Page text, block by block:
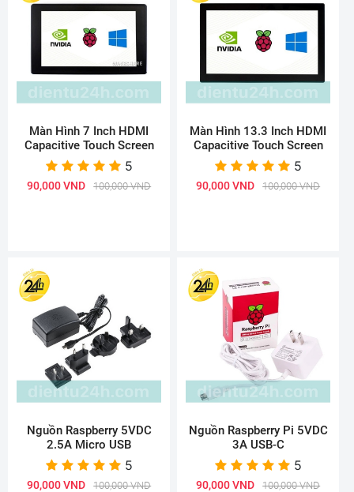
Màn Hình 7 Inch HDMI
Capacitive Touch Screen
5
90,000 VND 100,000 VND
Màn Hình 13.3 Inch HDMI
Capacitive Touch Screen
5
90,000 VND 100,000 VND
Nguồn Raspberry 5VDC
2.5A Micro USB
5
90,000 VND 100,000 VND
Nguồn Raspberry Pi 5VDC
3A USB-C
5
90,000 VND 100,000 VND